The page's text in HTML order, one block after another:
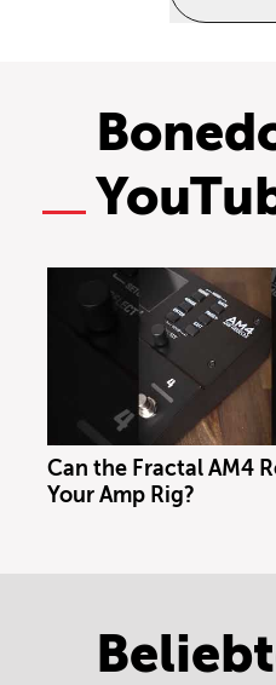
Can the Fractal AM4
Your Amp Rig?